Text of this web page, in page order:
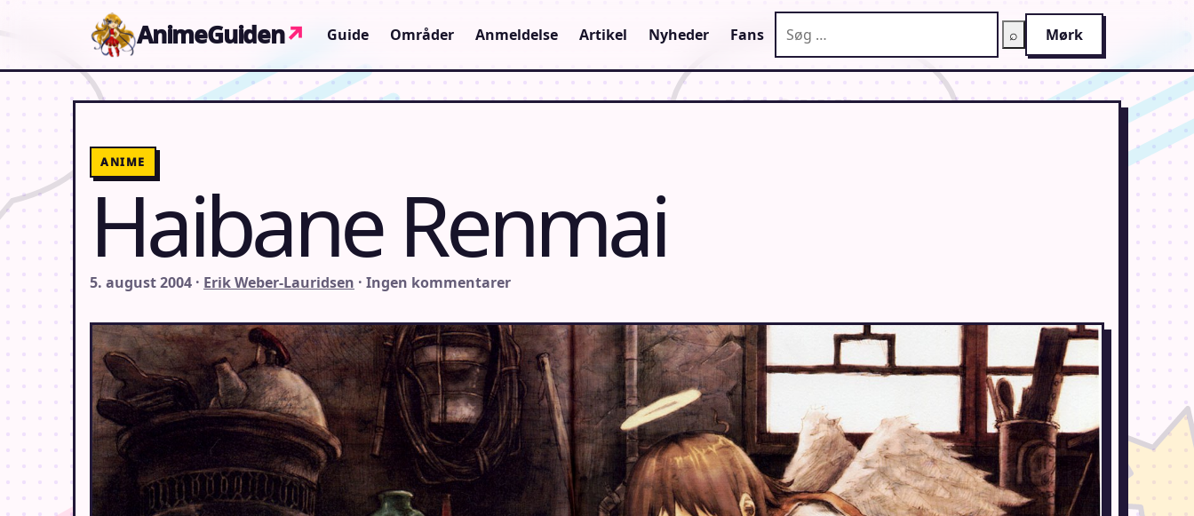
AnimeGuiden↗ Guide Områder Anmeldelse Artikel Nyheder Fans ⌕ Mørk
ANIME
Haibane Renmai
5. august 2004 · Erik Weber-Lauridsen · Ingen kommentarer